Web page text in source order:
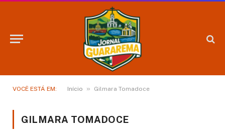
VOCÊ ESTÁ EM: Início » Gilmara Tomadoce
GILMARA TOMADOCE